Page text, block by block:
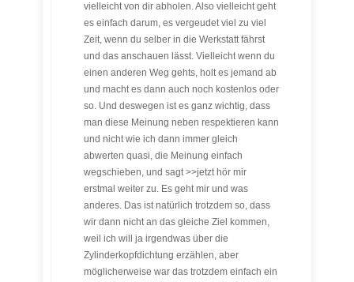
vielleicht von dir abholen. Also vielleicht geht
es einfach darum, es vergeudet viel zu viel
Zeit, wenn du selber in die Werkstatt fährst
und das anschauen lässt. Vielleicht wenn du
einen anderen Weg gehts, holt es jemand ab
und macht es dann auch noch kostenlos oder
so. Und deswegen ist es ganz wichtig, dass
man diese Meinung neben respektieren kann
und nicht wie ich dann immer gleich
abwerten quasi, die Meinung einfach
wegschieben, und sagt >>jetzt hör mir
erstmal weiter zu. Es geht mir und was
anderes. Das ist natürlich trotzdem so, dass
wir dann nicht an das gleiche Ziel kommen,
weil ich will ja irgendwas über die
Zylinderkopfdichtung erzählen, aber
möglicherweise war das trotzdem einfach ein